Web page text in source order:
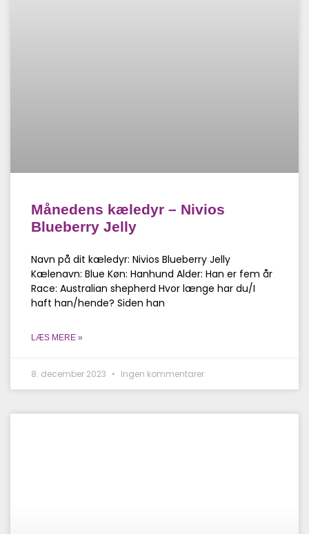
Månedens kæledyr – Nivios
Blueberry Jelly
Navn på dit kæledyr: Nivios Blueberry Jelly
Kælenavn: Blue Køn: Hanhund Alder: Han er fem år
Race: Australian shepherd Hvor længe har du/I
haft han/hende? Siden han
LÆS MERE »
8. december 2023 Ingen kommentarer